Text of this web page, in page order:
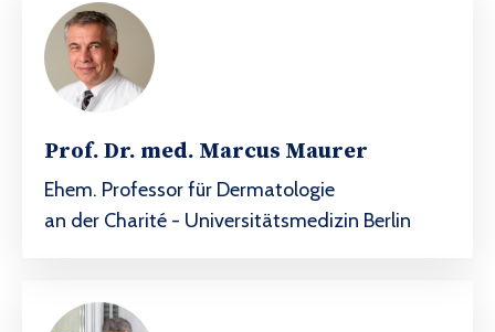
Prof. Dr. med. Marcus Maurer
Ehem. Professor für Dermatologie
an der Charité - Universitätsmedizin Berlin